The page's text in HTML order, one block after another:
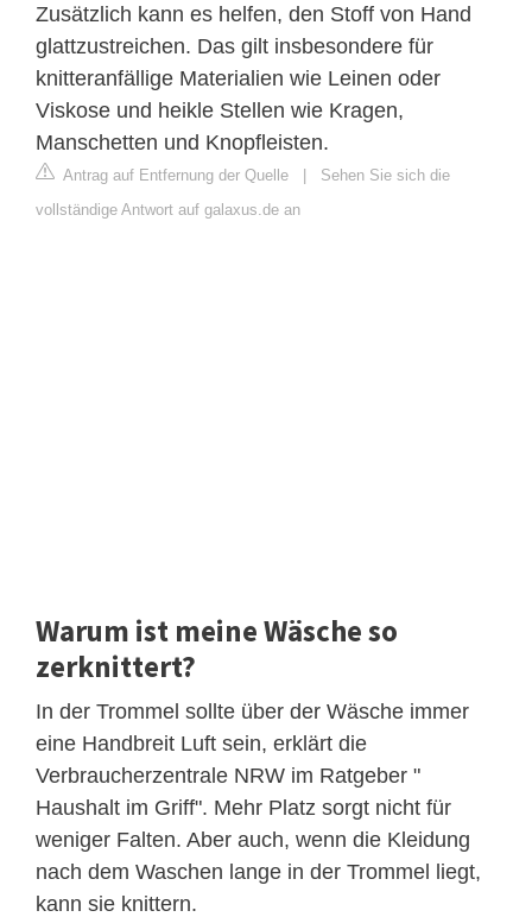
Zusätzlich kann es helfen, den Stoff von Hand
glattzustreichen. Das gilt insbesondere für
knitteranfällige Materialien wie Leinen oder
Viskose und heikle Stellen wie Kragen,
Manschetten und Knopfleisten.
Antrag auf Entfernung der Quelle | Sehen Sie sich die
vollständige Antwort auf galaxus.de an
Warum ist meine Wäsche so
zerknittert?
In der Trommel sollte über der Wäsche immer
eine Handbreit Luft sein, erklärt die
Verbraucherzentrale NRW im Ratgeber "
Haushalt im Griff". Mehr Platz sorgt nicht für
weniger Falten. Aber auch, wenn die Kleidung
nach dem Waschen lange in der Trommel liegt,
kann sie knittern.